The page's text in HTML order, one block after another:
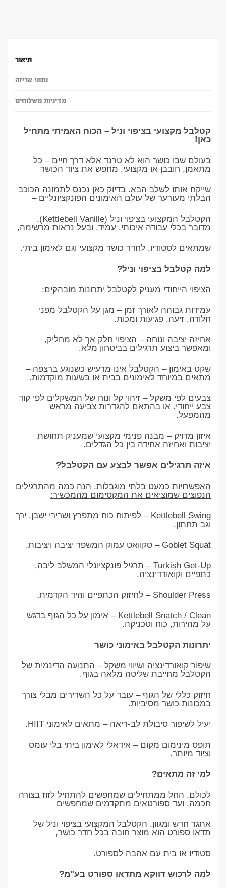
תיאור
נתוני אריזה
מדיניות משלוחים
קטלבל מקצועי בציפוי וניל – הכוח האמיתי מתחיל
כאן!
בעולם שבו כושר הוא לא טרנד אלא דרך חיים – כל
מתאמן, חובבן או מקצועי, מחפש את ציוד הכושר
שייקח אותו לשלב הבא. בדיוק כאן נכנס לתמונה הכוכב
הבלתי מעורער של עולם האימונים הפונקציונליים –
הקטלבל המקצועי בציפוי וניל (Kettlebell Vanille).
מדובר בכלי עבודה איכותי, עמיד, ובעל נראות מרשימה,
שמתאים לסטודיו, לחדר כושר מקצועי וגם לאימון ביתי.
למה קטלבל בציפוי וניל?
הציפוי הייחודי מעניק לקטלבל יתרונות מובהקים:
עמידות גבוהה לאורך זמן – מגן על הקטלבל מפני
חלודה, זיעה, פגיעות ומכות.
אחיזה יציבה ונוחה – הציפוי חלק אך לא מחליק,
ומאפשר ביצוע תרגילים בביטחון מלא.
שקט באימון – הקטלבל אינו מרעיש כשנוגע ברצפה –
מתאים במיוחד לאימונים בבית או בשעות מוקדמות.
צבעים לפי משקל – זיהוי קל ונוח של המשקלים לפי קוד
צבע ייחודי. או בהתאם להגדרות צביעה מראש
מהמפעל.
איזון מדויק – מבנה פנימי מקצועי שמעניק תחושת
יציבות ואחיזה אחידה בין כל הגדלים.
איזה תרגילים אפשר לבצע עם הקטלבל?
האפשרויות כמעט בלתי מוגבלות. הנה כמה מהתרגילים
הנפוצים שמוציאים את המקסימום מהמכשיר:
Kettlebell Swing – לפיתוח כוח מתפרץ ושרירי ישבן, ירך
וגב תחתון.
Goblet Squat – סקוואט עמוק המשפר יציבה ויציבות.
Turkish Get-Up – תרגיל פונקציונלי המשלב ליבה,
כתפיים וקואורדינציה.
Shoulder Press – לחיזוק הכתפיים והיד הקדמית.
Kettlebell Snatch / Clean – אימון על כל הגוף בדגש
על מהירות, כוח וטכניקה.
יתרונות הקטלבל באימוני כושר
שיפור קואורדינציה ושיווי משקל – התנועה הדינמית של
הקטלבל מחייבת שליטה מלאה בגוף.
חיזוק כללי של הגוף – עובד על כל השרירים מבלי צורך
במכונות כושר מסיביות.
יעיל לשיפור סיבולת לב-ריאה – מתאים לאימוני HIIT.
תופס מינימום מקום – אידאלי לאימון ביתי בלי עומס
וציוד מיותר.
למי זה מתאים?
לכולם. החל ממתחילים שמחפשים להתחיל לזוז בצורה
חכמה, ועד ספורטאים מתקדמים שמחפשים
אתגר חדש ומגוון. הקטלבל המקצועי בציפוי וניל של
תדאו ספורט הוא מוצר חובה בכל חדר כושר,
סטודיו או בית עם אהבה לספורט.
למה לרכוש דווקא מתדאו ספורט בע"מ?